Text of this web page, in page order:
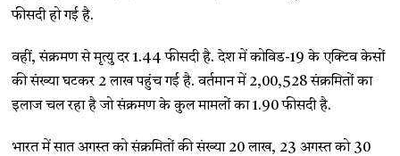
फीसदी हो गई है.
वहीं, संक्रमण से मृत्यु दर 1.44 फीसदी है. देश में कोविड-19 के एक्टिव केसों
की संख्या घटकर 2 लाख पहुंच गई है. वर्तमान में 2,00,528 संक्रमितों का
इलाज चल रहा है जो संक्रमण के कुल मामलों का 1.90 फीसदी है.
भारत में सात अगस्त को संक्रमितों की संख्या 20 लाख, 23 अगस्त को 30